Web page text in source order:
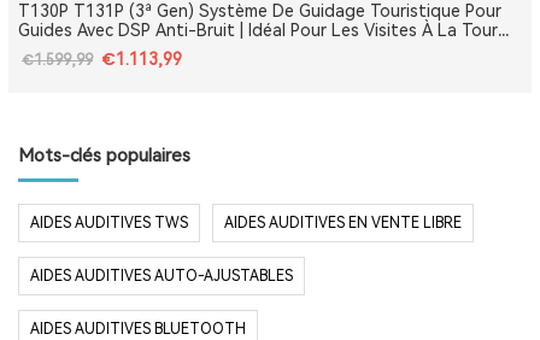
T130P T131P (3ª Gen) Système De Guidage Touristique Pour
Guides Avec DSP Anti-Bruit | Idéal Pour Les Visites À La Tour
Eiffel, Le Louvre, Versailles Et Les Monuments De France
€1.599,99 €1.113,99
Mots-clés populaires
AIDES AUDITIVES TWS AIDES AUDITIVES EN VENTE LIBRE
AIDES AUDITIVES AUTO-AJUSTABLES
AIDES AUDITIVES BLUETOOTH